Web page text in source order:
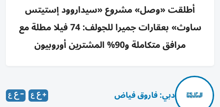
أطلقت «وصل» مشروع «سيداروود إستيتس
ساوث» بعقارات جميرا للجولف: 74 فيلا مطلة مع
مرافق متكاملة و90% المشترين أوروبيون
دبي: فاروق فياض